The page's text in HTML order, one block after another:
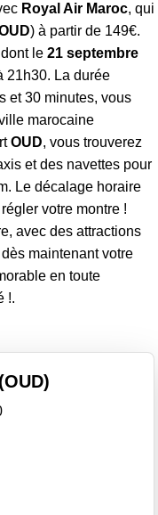
Royal Air Maroc, qui
) à partir de 149€.
le 21 septembre
21h30. La durée
et 30 minutes, vous
marocaine
OUD, vous trouverez
et des navettes pour
Le décalage horaire
votre montre !
avec des attractions
maintenant votre
en toute
!.